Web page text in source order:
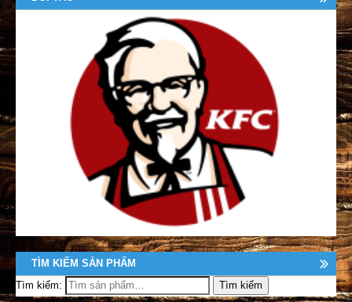
TÌM KIẾM SẢN PHẨM
Tìm kiếm: